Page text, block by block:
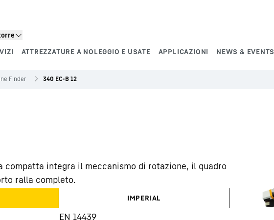
ATTREZZATURE A NOLEGGIO E USATE APPLICAZIONI NEWS & EVENTS
Finder 340 EC-B 12
compatta integra il meccanismo di rotazione, il quadro
ralla completo.
IMPERIAL
EN 14439